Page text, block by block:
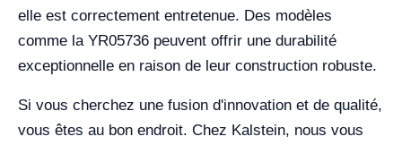
elle est correctement entretenue. Des modèles
comme la YR05736 peuvent offrir une durabilité
exceptionnelle en raison de leur construction robuste.
Si vous cherchez une fusion d'innovation et de qualité,
vous êtes au bon endroit. Chez Kalstein, nous vous